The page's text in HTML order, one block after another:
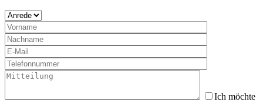
Ich möchte